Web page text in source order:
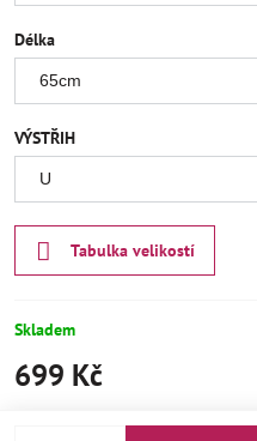
Délka
VÝSTŘIH
Tabulka velikostí
Skladem
699 Kč